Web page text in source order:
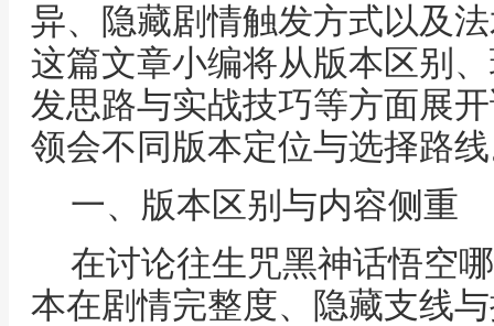
异、隐藏剧情触发方式以及
这篇文章小编将从版本区别
发思路与实战技巧等方面展
领会不同版本定位与选择路
一、版本区别与内容侧重
在讨论往生咒黑神话悟空
本在剧情完整度、隐藏支线